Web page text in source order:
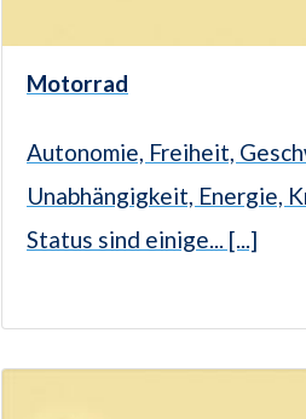
Motorrad
Autonomie, Freiheit,
Unabhängigkeit, Energie,
Status sind einige... [...]